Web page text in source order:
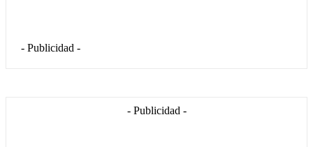
- Publicidad -
- Publicidad -